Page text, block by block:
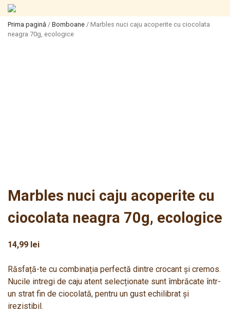
Prima pagină / Bomboane / Marbles nuci caju acoperite cu ciocolata
neagra 70g, ecologice
Marbles nuci caju acoperite cu
ciocolata neagra 70g, ecologice
14,99 lei
Răsfață-te cu combinația perfectă dintre crocant și cremos.
Nucile intregi de caju atent selecționate sunt îmbrăcate într-
un strat fin de ciocolată, pentru un gust echilibrat și
irezistibil.